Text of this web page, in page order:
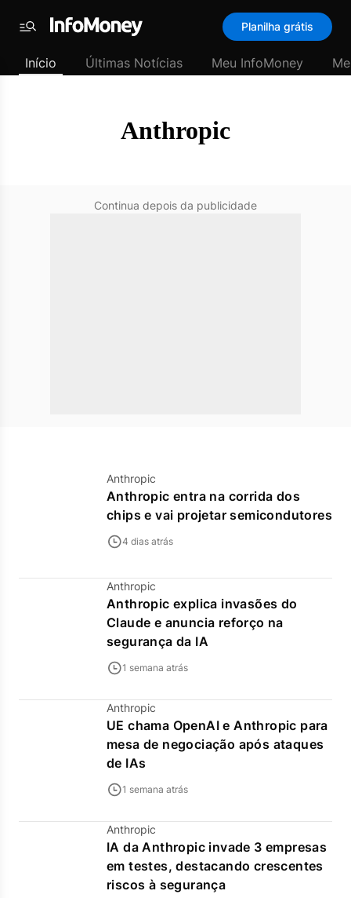
Padrão
Últimas
Menu
Planilha grátis
Início Últimas Notícias Meu InfoMoney
Anthropic
Continua depois da publicidade
Anthropic
Anthropic entra na corrida dos
chips e vai projetar semicondutores
4 dias atrás
Anthropic
Anthropic explica invasões do
Claude e anuncia reforço na
segurança da IA
1 semana atrás
Anthropic
UE chama OpenAI e Anthropic para
mesa de negociação após ataques
de IAs
1 semana atrás
Anthropic
IA da Anthropic invade 3 empresas
em testes, destacando crescentes
riscos à segurança